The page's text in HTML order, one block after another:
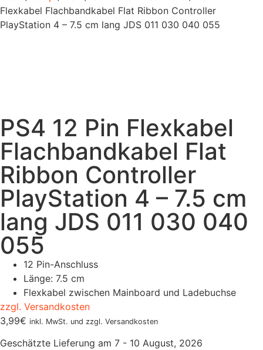
Flexkabel Flachbandkabel Flat Ribbon Controller
PlayStation 4 – 7.5 cm lang JDS 011 030 040 055
PS4 12 Pin Flexkabel
Flachbandkabel Flat
Ribbon Controller
PlayStation 4 – 7.5 cm
lang JDS 011 030 040
055
12 Pin-Anschluss
Länge: 7.5 cm
Flexkabel zwischen Mainboard und Ladebuchse
zzgl. Versandkosten
3,99€ inkl. MwSt. und zzgl. Versandkosten
Geschätzte Lieferung am 7 - 10 August, 2026